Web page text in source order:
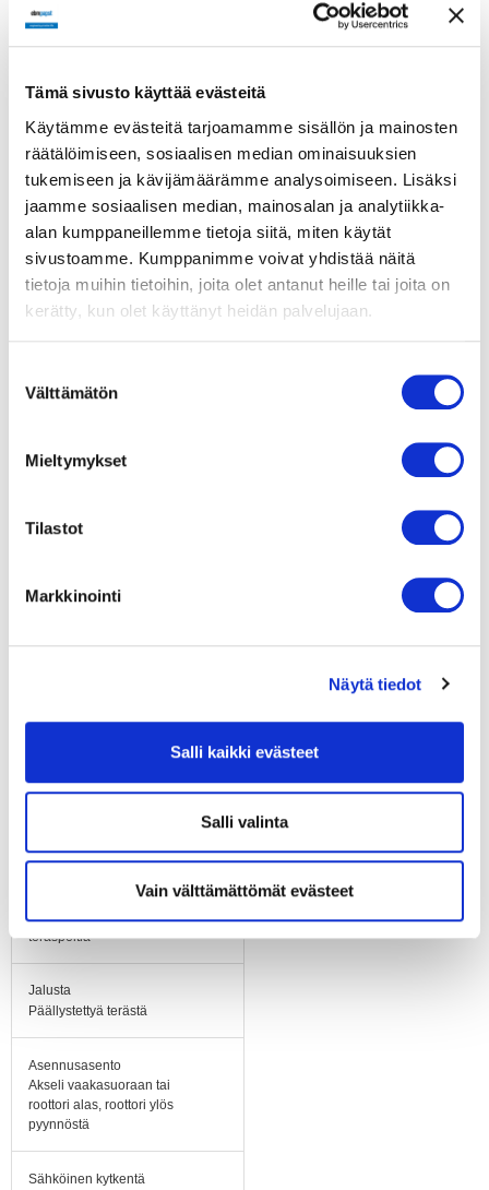
Tämä sivusto käyttää evästeitä
Käytämme evästeitä tarjoamamme sisällön ja mainosten
räätälöimiseen, sosiaalisen median ominaisuuksien
tukemiseen ja kävijämäärämme analysoimiseen. Lisäksi
jaamme sosiaalisen median, mainosalan ja analytiikka-
alan kumppaneillemme tietoja siitä, miten käytät
sivustoamme. Kumppanimme voivat yhdistää näitä
tietoja muihin tietoihin, joita olet antanut heille tai joita on
kerätty, kun olet käyttänyt heidän palvelujaan.
valinta
Välttämätön
Mieltymykset
Tilastot
Markkinointi
Näytä tiedot
Salli kaikki evästeet
Salli valinta
Vain välttämättömät evästeet
Pyörimissuunta
Myötäpäivään roottoriiin
päin katsottuna
M3G084-GF
Moottorin malli
Elektronisesti kommutoitu
integroidulla
ohjaustekniikalla
Moottorisuoja / Suoja
alijännite-/vaihehäiriötunnistus,
Imukartio galvanoitua
teräspeltiä
Jalusta
Päällystettyä terästä
Asennusasento
Akseli vaakasuoraan tai
roottori alas, roottori ylös
pyynnöstä
Sähköinen kytkentä